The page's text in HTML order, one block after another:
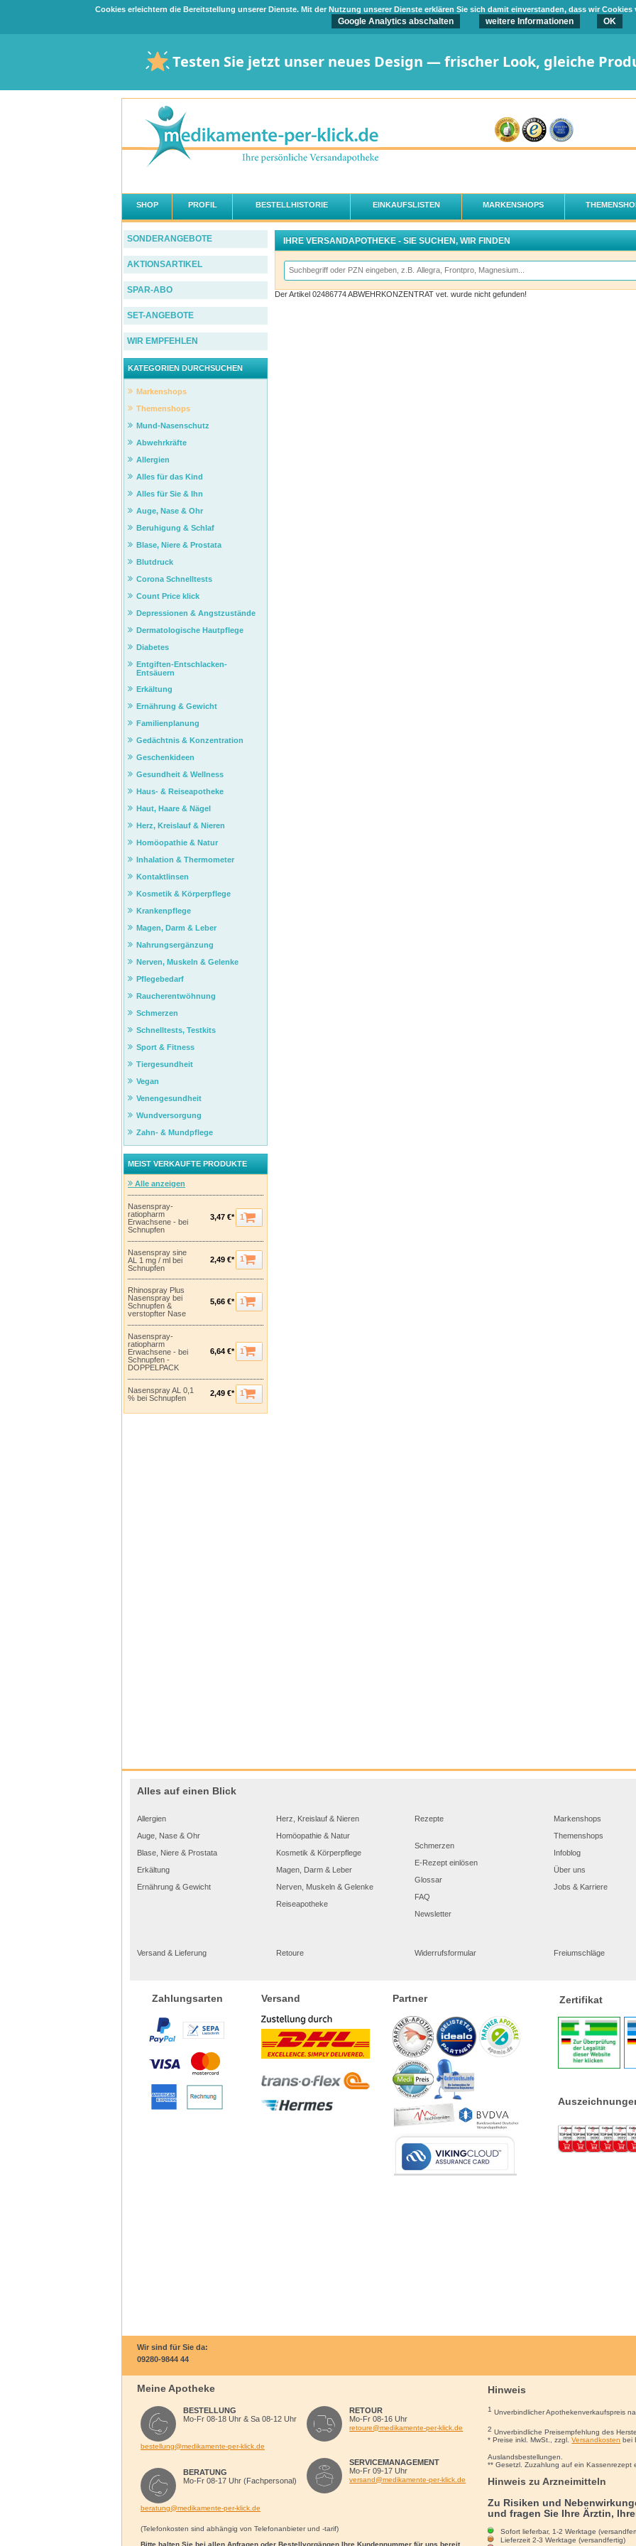
Cookies erleichtern die Bereitstellung unserer Dienste. Mit der Nutzung unserer Dienste erklären Sie sich damit einverstanden, dass wir
Google Analytics abschalten weitere Informationen OK
Testen Sie jetzt unser neues Design — frischer Look, gleiche
SHOP PROFIL BESTELLHISTORIE EINKAUFSLISTEN MARKENSHOPS
IHRE VERSANDAPOTHEKE - SIE SUCHEN, WIR FINDEN
Der Artikel 02486774 ABWEHRKONZENTRAT vet. wurde nicht gefunden!
SONDERANGEBOTE
AKTIONSARTIKEL
SPAR-ABO
SET-ANGEBOTE
WIR EMPFEHLEN
KATEGORIEN DURCHSUCHEN
Markenshops
Themenshops
Mund-Nasenschutz
Abwehrkräfte
Allergien
Alles für das Kind
Alles für Sie & Ihn
Auge, Nase & Ohr
Beruhigung & Schlaf
Blase, Niere & Prostata
Blutdruck
Corona Schnelltests
Count Price klick
Depressionen & Angstzustände
Dermatologische Hautpflege
Diabetes
Entgiften-Entschlacken-
Entsäuern
Erkältung
Ernährung & Gewicht
Familienplanung
Gedächtnis & Konzentration
Geschenkideen
Gesundheit & Wellness
Haus- & Reiseapotheke
Haut, Haare & Nägel
Herz, Kreislauf & Nieren
Homöopathie & Natur
Inhalation & Thermometer
Kontaktlinsen
Kosmetik & Körperpflege
Krankenpflege
Magen, Darm & Leber
Nahrungsergänzung
Nerven, Muskeln & Gelenke
Pflegebedarf
Raucherentwöhnung
Schmerzen
Schnelltests, Testkits
Sport & Fitness
Tiergesundheit
Vegan
Venengesundheit
Wundversorgung
Zahn- & Mundpflege
MEIST VERKAUFTE PRODUKTE
Alle anzeigen
Nasenspray-
ratiopharm
Erwachsene - bei
Schnupfen
3,47 €* 1
Nasenspray sine
AL 1 mg / ml bei
Schnupfen
2,49 €* 1
Rhinospray Plus
Nasenspray bei
Schnupfen &
verstopfter Nase
5,66 €* 1
Nasenspray-
ratiopharm
Erwachsene - bei
Schnupfen -
DOPPELPACK
6,64 €* 1
Nasenspray AL 0,1
% bei Schnupfen
2,49 €* 1
Alles auf einen Blick
Allergien
Auge, Nase & Ohr
Blase, Niere & Prostata
Erkältung
Ernährung & Gewicht
Herz, Kreislauf & Nieren
Homöopathie & Natur
Kosmetik & Körperpflege
Magen, Darm & Leber
Nerven, Muskeln & Gelenke
Reiseapotheke
Rezepte
Schmerzen
E-Rezept einlösen
Glossar
FAQ
Newsletter
Markenshops
Themenshops
Infoblog
Über uns
Jobs & Karriere
Versand & Lieferung Retoure Widerrufsformular Freiumschläge
Zahlungsarten Versand Partner Zertifikat
Wir sind für Sie da:
09280-9844 44
Meine Apotheke
BESTELLUNG
Mo-Fr 08-18 Uhr & Sa 08-12 Uhr
bestellung@medikamente-per-klick.de
BERATUNG
Mo-Fr 08-17 Uhr (Fachpersonal)
beratung@medikamente-per-klick.de
RETOUR
Mo-Fr 08-16 Uhr
retoure@medikamente-per-klick.de
SERVICEMANAGEMENT
Mo-Fr 09-17 Uhr
versand@medikamente-per-klick.de
(Telefonkosten sind abhängig von Telefonanbieter und -tarif)
Bitte halten Sie bei allen Anfragen oder Bestellvorgängen Ihre Kundennummer für uns bereit.
Hinweis
1 Unverbindlicher Apothekenverkaufspreis
2 Unverbindliche Preisempfehlung des
* Preise inkl. MwSt., zzgl.Versandkosten bei
Auslandsbestellungen.
** Gesetzl. Zuzahlung auf ein Kassenrezept
Hinweis zu Arzneimitteln
Zu Risiken und
und fragen Sie Ihre Ärztin,
Sofort lieferbar, 1-2 Werktage
Lieferzeit 2-3 Werktage (versandfertig)